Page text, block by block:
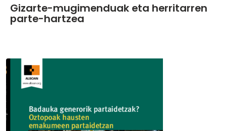
Gizarte-mugimenduak eta herritarren
parte-hartzea